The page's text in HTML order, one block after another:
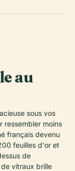
au
sous vos
ressembler moins
français devenu
feuilles d'or et
de
vitraux brille